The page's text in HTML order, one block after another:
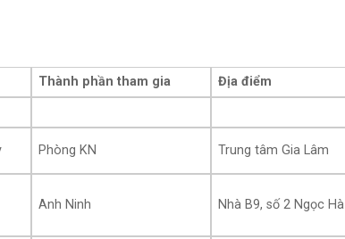
Thành phần tham gia
Địa điểm
Phòng KN Trung tâm Gia Lâm
Anh Ninh Nhà B9, số 2 Ngọc Hà